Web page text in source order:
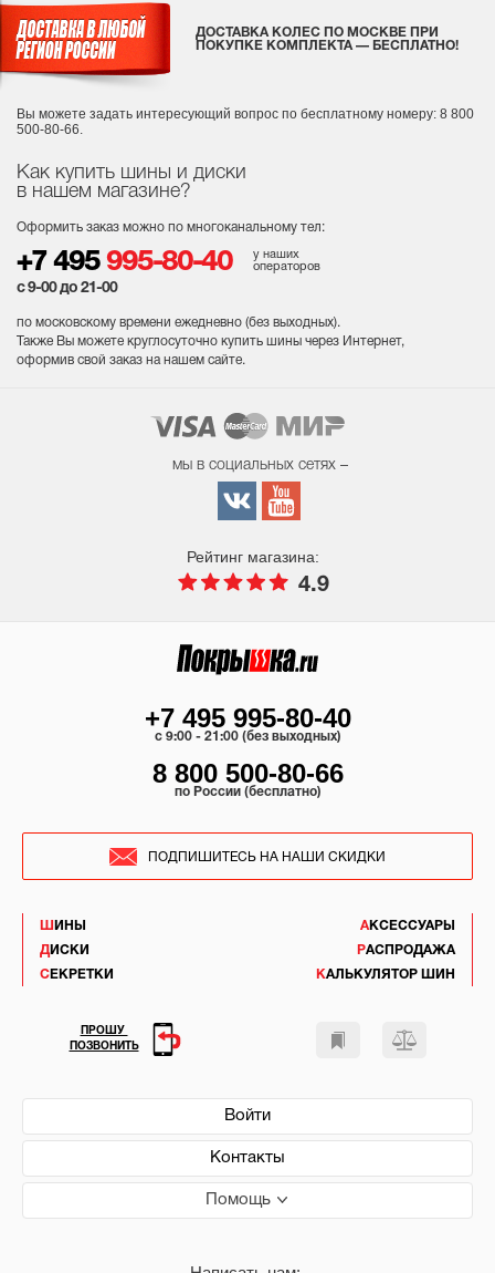
Как купить шины и диски
в нашем магазине?
Оформить заказ можно по многоканальному тел:
+7 495 995-80-40
у наших
операторов
с 9-00 до 21-00
по московскому времени ежедневно (без выходных).
Также Вы можете круглосуточно купить шины через Интернет,
оформив свой заказ на нашем сайте.
ДОСТАВКА КОЛЕС ПО МОСКВЕ ПРИ
ПОКУПКЕ КОМПЛЕКТА — БЕСПЛАТНО!
Вы можете задать интересующий вопрос по бесплатному номеру: 8 800
500-80-66.
мы в социальных сетях –
Рейтинг магазина:
4.9
ШИНЫ
ДИСКИ
СЕКРЕТКИ
АКСЕССУАРЫ
РАСПРОДАЖА
КАЛЬКУЛЯТОР ШИН
Войти
Контакты
Помощь
+7 495 995-80-40
c 9:00 - 21:00 (без выходных)
8 800 500-80-66
по России (бесплатно)
ПОДПИШИТЕСЬ НА НАШИ СКИДКИ
ПРОШУ
ПОЗВОНИТЬ